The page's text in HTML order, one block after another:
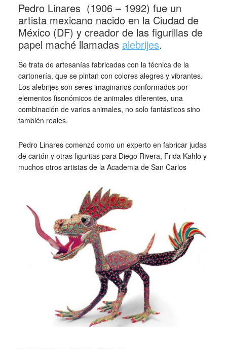
Pedro Linares (1906 – 1992) fue un
artista mexicano nacido en la Ciudad de
México (DF) y creador de las figurillas de
papel maché llamadas alebrijes.
Se trata de artesanías fabricadas con la técnica de la
cartonería, que se pintan con colores alegres y vibrantes.
Los alebrijes son seres imaginarios conformados por
elementos fisonómicos de animales diferentes, una
combinación de varios animales, no solo fantásticos sino
también reales.
Pedro Linares comenzó como un experto en fabricar judas
de cartón y otras figuritas para Diego Rivera, Frida Kahlo y
muchos otros artistas de la Academia de San Carlos